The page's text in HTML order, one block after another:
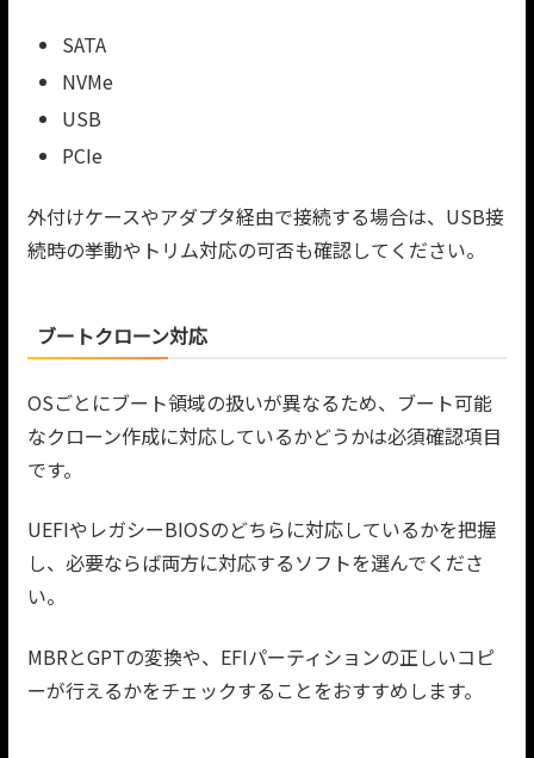
SATA
NVMe
USB
PCIe
外付けケースやアダプタ経由で接続する場合は、USB接
続時の挙動やトリム対応の可否も確認してください。
ブートクローン対応
OSごとにブート領域の扱いが異なるため、ブート可能
なクローン作成に対応しているかどうかは必須確認項目
です。
UEFIやレガシーBIOSのどちらに対応しているかを把握
し、必要ならば両方に対応するソフトを選んでくださ
い。
MBRとGPTの変換や、EFIパーティションの正しいコピ
ーが行えるかをチェックすることをおすすめします。